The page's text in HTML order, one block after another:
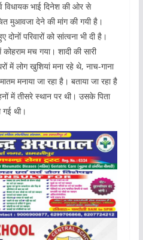
विधायक भाई दिनेश की ओर से
मुआवजा देने की मांग की गयी है।
परिवारों को सांत्वना भी दी है।
मच गया। शादी की सारी
में लोग खुशियां मना रहे थे, नाच-गाना
मनाया जा रहा है। बताया जा रहा है
में तीसरे स्थान पर थी। उसके पिता
गई थी।